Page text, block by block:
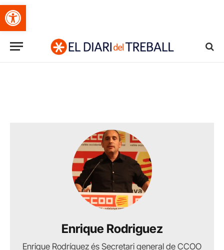
Obre la barra d'eines
Enrique Rodriguez
Enrique Rodríguez és Secretari general de CCOO